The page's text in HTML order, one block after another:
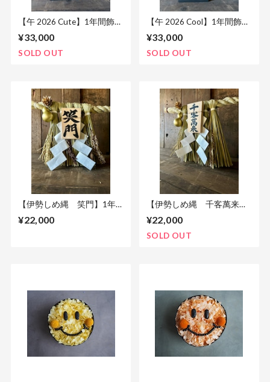
【午 2026 Cute】1年間飾る
¥33,000
SOLD OUT
【午 2026 Cool】1年間飾る
¥33,000
SOLD OUT
【伊勢しめ縄 笑門】1年
¥22,000
【伊勢しめ縄 千客萬来】
¥22,000
SOLD OUT